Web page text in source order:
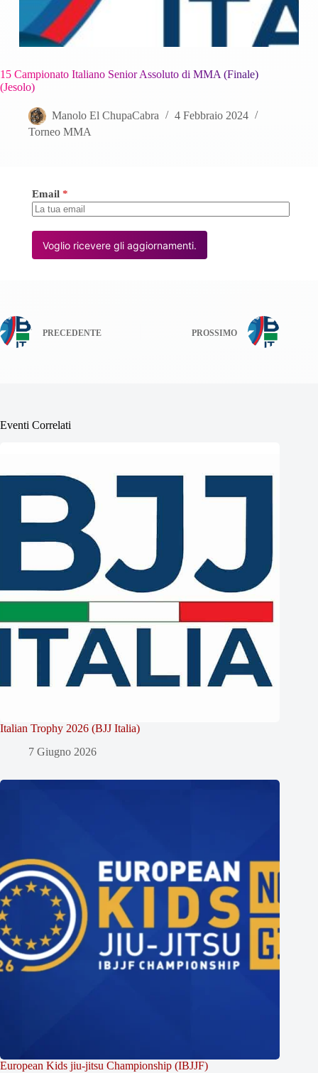
15 Campionato Italiano Senior Assoluto di MMA (Finale)
(Jesolo)
Manolo El ChupaCabra
4 Febbraio 2024
Torneo MMA
Email *
Voglio ricevere gli aggiornamenti.
PRECEDENTE PROSSIMO
Eventi Correlati
Italian Trophy 2026 (BJJ Italia)
7 Giugno 2026
European Kids jiu-jitsu Championship (IBJJF)